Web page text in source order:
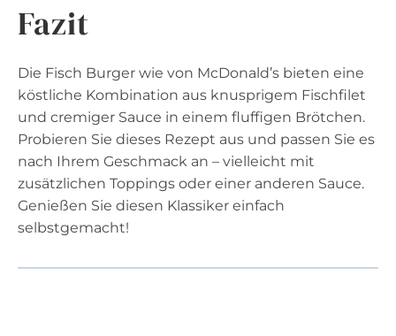
Fazit
Die Fisch Burger wie von McDonald’s bieten eine
köstliche Kombination aus knusprigem Fischfilet
und cremiger Sauce in einem fluffigen Brötchen.
Probieren Sie dieses Rezept aus und passen Sie es
nach Ihrem Geschmack an – vielleicht mit
zusätzlichen Toppings oder einer anderen Sauce.
Genießen Sie diesen Klassiker einfach
selbstgemacht!